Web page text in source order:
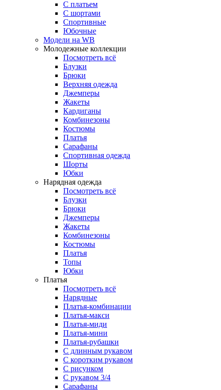
С платьем
С шортами
Спортивные
Юбочные
Модели на WB
Молодежные коллекции
Посмотреть всё
Блузки
Брюки
Верхняя одежда
Джемперы
Жакеты
Кардиганы
Комбинезоны
Костюмы
Платья
Сарафаны
Спортивная одежда
Шорты
Юбки
Нарядная одежда
Посмотреть всё
Блузки
Брюки
Джемперы
Жакеты
Комбинезоны
Костюмы
Платья
Топы
Юбки
Платья
Посмотреть всё
Нарядные
Платья-комбинации
Платья-макси
Платья-миди
Платья-мини
Платья-рубашки
С длинным рукавом
С коротким рукавом
С рисунком
С рукавом 3/4
Сарафаны